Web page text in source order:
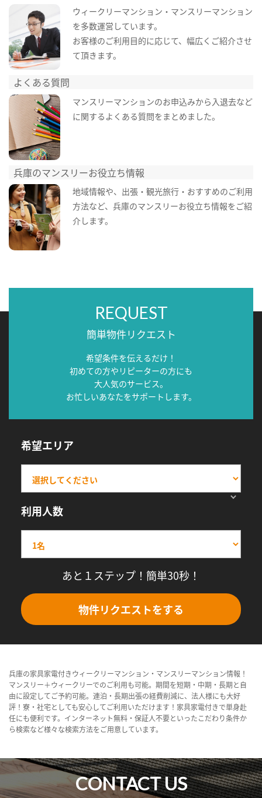
ウィークリーマンション・マンスリーマンション
を多数運営しています。
お客様のご利用目的に応じて、幅広くご紹介させ
て頂きます。
よくある質問
マンスリーマンションのお申込みから入退去など
に関するよくある質問をまとめました。
兵庫のマンスリーお役立ち情報
地域情報や、出張・観光旅行・おすすめのご利用
方法など、兵庫のマンスリーお役立ち情報をご紹
介します。
REQUEST
簡単物件リクエスト
希望条件を伝えるだけ！
初めての方やリピーターの方にも
大人気のサービス。
お忙しいあなたをサポートします。
希望エリア
利用人数
あと１ステップ！簡単30秒！
物件リクエストをする
兵庫の家具家電付きウィークリーマンション・マンスリーマンション情報！
マンスリー＋ウィークリーでのご利用も可能。期間を短期・中期・長期と自
由に設定してご予約可能。連泊・長期出張の経費削減に、法人様にも大好
評！寮・社宅としても安心してご利用いただけます！家具家電付きで単身赴
任にも便利です。インターネット無料・保証人不要といったこだわり条件か
ら検索など様々な検索方法をご用意しています。
CONTACT US